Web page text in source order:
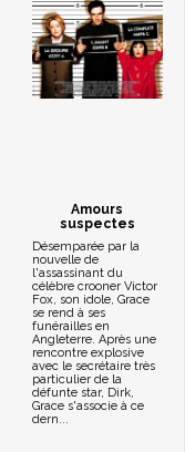
Amours
suspectes
Désemparée par la
nouvelle de
l'assassinant du
célèbre crooner Victor
Fox, son idole, Grace
se rend à ses
funérailles en
Angleterre. Après une
rencontre explosive
avec le secrétaire très
particulier de la
défunte star, Dirk,
Grace s'associe à ce
dern...